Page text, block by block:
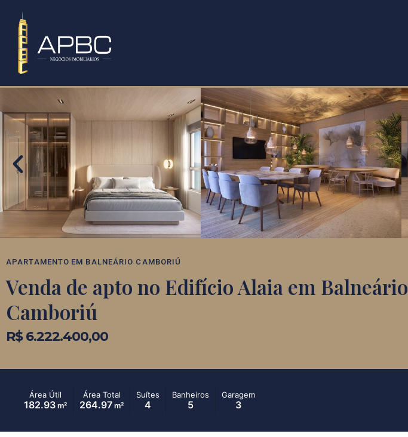
APARTAMENTO EM BALNEÁRIO CAMBORIÚ
Venda de apto no Edifício Alaia em Balneário
Camboriú
R$ 6.222.400,00
Área Útil
182.93 m²
Área Total
264.97 m²
Suítes
4
Banheiros
5
Garagem
3